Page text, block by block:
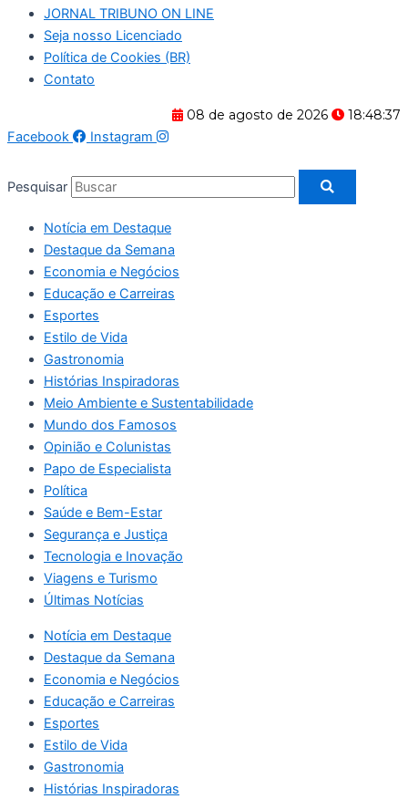
JORNAL TRIBUNO ON LINE
Seja nosso Licenciado
Política de Cookies (BR)
Contato
08 de agosto de 2026
18:48:38
Facebook
Instagram
Pesquisar
Notícia em Destaque
Destaque da Semana
Economia e Negócios
Educação e Carreiras
Esportes
Estilo de Vida
Gastronomia
Histórias Inspiradoras
Meio Ambiente e Sustentabilidade
Mundo dos Famosos
Opinião e Colunistas
Papo de Especialista
Política
Saúde e Bem-Estar
Segurança e Justiça
Tecnologia e Inovação
Viagens e Turismo
Últimas Notícias
Notícia em Destaque
Destaque da Semana
Economia e Negócios
Educação e Carreiras
Esportes
Estilo de Vida
Gastronomia
Histórias Inspiradoras